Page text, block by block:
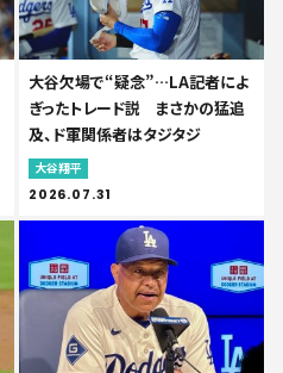
大谷欠場で“疑念”…LA記者によ
ぎったトレード説 まさかの猛追
及、ド軍関係者はタジタジ
大谷翔平
2026.07.31